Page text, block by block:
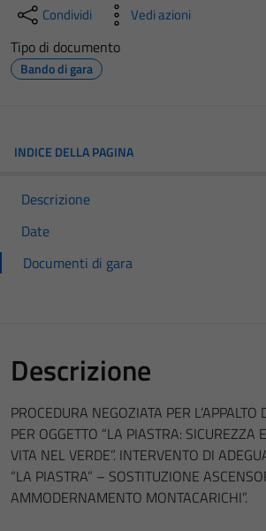
Condividi Vedi azioni
Tipo di documento
Bando di gara
INDICE DELLA PAGINA
Descrizione
Date
Documenti di gara
Descrizione
PROCEDURA NEGOZIATA PER
PER OGGETTO “LA PIASTRA: SICUREZZA
VITA NEL VERDE”. INTERVENTO DI
“LA PIASTRA” – SOSTITUZIONE
AMMODERNAMENTO MONTACARICHI”.